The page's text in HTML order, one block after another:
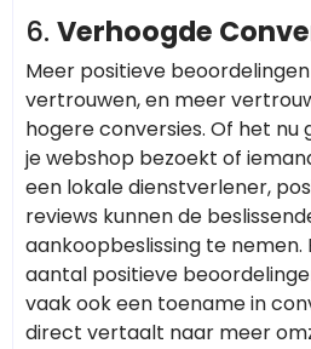
6. Verhoogde
Meer positieve
vertrouwen, en meer
hogere conversies. Of het nu
je webshop bezoekt of
een lokale dienstverlener,
reviews kunnen de
aankoopbeslissing te nemen.
aantal positieve
vaak ook een toename in
direct vertaalt naar meer